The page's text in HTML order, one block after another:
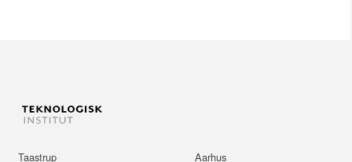
Taastrup
Aarhus